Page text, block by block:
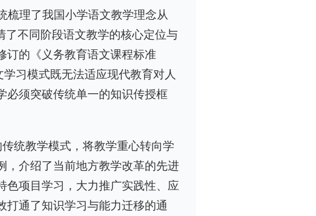
梳理了我国小学语文教学理念从
了不同阶段语文教学的核心定位与
订的《义务教育语文课程标准
学习模式既无法适应现代教育对人
必须突破传统单一的知识传授框
统教学模式，将教学重心转向学
，介绍了当前地方教学改革的先进
色项目学习，大力推广实践性、应
打通了知识学习与能力迁移的通